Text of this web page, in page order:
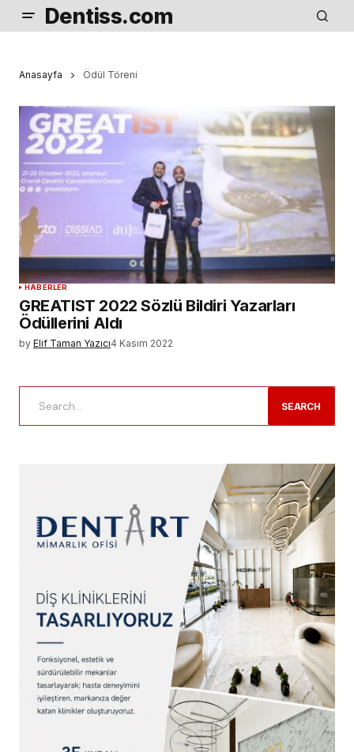
Dentiss.com
Anasayfa Ödül Töreni
HABERLER
GREATIST 2022 Sözlü Bildiri Yazarları
Ödüllerini Aldı
by Elif Taman Yazıcı4 Kasım 2022
SEARCH